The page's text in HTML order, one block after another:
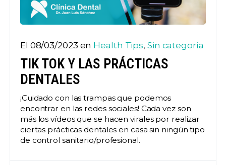
El 08/03/2023 en Health Tips, Sin categoría
TIK TOK Y LAS PRÁCTICAS
DENTALES
¡Cuidado con las trampas que podemos
encontrar en las redes sociales! Cada vez son
más los vídeos que se hacen virales por realizar
ciertas prácticas dentales en casa sin ningún tipo
de control sanitario/profesional.